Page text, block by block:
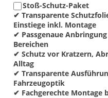
Stoß-Schutz-Paket
✔ Transparente
Einstiege inkl. Montage
✔ Passgenaue
Bereichen
✔ Schutz vor Kratzern,
Alltag
✔ Transparente
Fahrzeugoptik
✔ Fachgerechte Montage